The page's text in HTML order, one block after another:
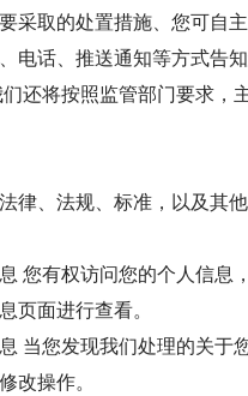
采取的处置措施、您可自
电话、推送通知等方式告
还将按照监管部门要求，
律、法规、标准，以及其
您有权访问您的个人信息
页面进行查看。
当您发现我们处理的关于
改操作。